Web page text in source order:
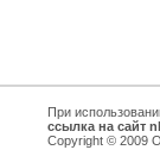
При
ссылка на сайт
Copyright ©